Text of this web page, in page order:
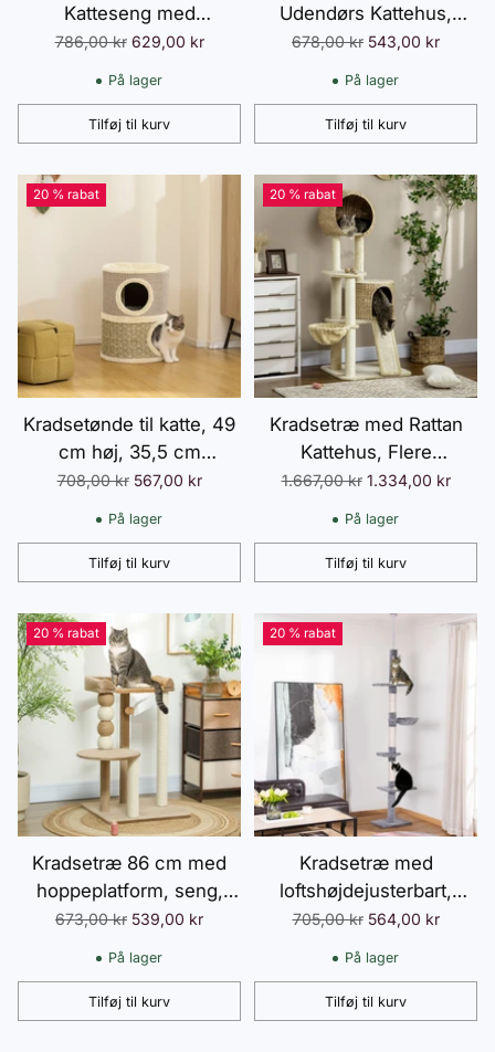
Katteseng med
Vandhyacintpude
50x42x60cm i Lysebrun
Normalpris
786,00 kr 629,00 kr
På lager
Tilføj til kurv
Antal
Udendørs Kattehus,
Hundehus med
Netvindue, Hundetipi-telt
til Baghaven, Stue,
Normalpris
678,00 kr 543,00 kr
På lager
Tilføj til kurv
Antal
20 % rabat
Kradsetønde til katte, 49
cm høj, 35,5 cm
diameter, to-lags
kattetønde med plyskant,
khaki+kaffe
Normalpris
708,00 kr 567,00 kr
På lager
Tilføj til kurv
Antal
20 % rabat
Kradsetræ med Rattan
Kattehus, Flere
Platforme, Hængekøje &
Rampe, Anti-tippe, Plys,
Normalpris
1.667,00 kr 1.334,00 kr
På lager
Tilføj til kurv
Antal
20 % rabat
Kradsetræ 86 cm med
hoppeplatform, seng,
legebold, kradsetræ til
katte med jute
til 7 kg, kaffe
Normalpris
673,00 kr 539,00 kr
På lager
Tilføj til kurv
Antal
20 % rabat
Kradsetræ med
loftshøjdejusterbart,
robust kradsetræ med
sisalstolper, klatretræ til
230-260 cm
Normalpris
705,00 kr 564,00 kr
På lager
Tilføj til kurv
Antal